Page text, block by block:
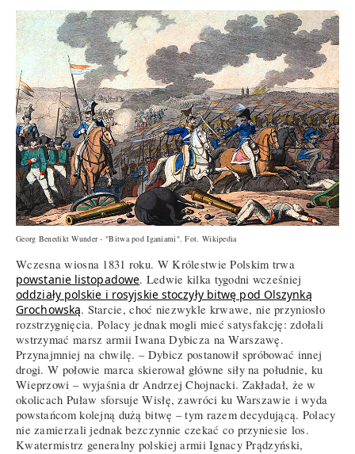
Georg Benedikt Wunder - "Bitwa pod Iganiami". Fot. Wikipedia
Wczesna wiosna 1831 roku. W Królestwie Polskim trwa
powstanie listopadowe. Ledwie kilka tygodni wcześniej
oddziały polskie i rosyjskie stoczyły bitwę pod Olszynką
Grochowską. Starcie, choć niezwykle krwawe, nie przyniosło
rozstrzygnięcia. Polacy jednak mogli mieć satysfakcję: zdołali
wstrzymać marsz armii Iwana Dybicza na Warszawę.
Przynajmniej na chwilę. – Dybicz postanowił spróbować innej
drogi. W połowie marca skierował główne siły na południe, ku
Wieprzowi – wyjaśnia dr Andrzej Chojnacki. Zakładał, że w
okolicach Puław sforsuje Wisłę, zawróci ku Warszawie i wyda
powstańcom kolejną dużą bitwę – tym razem decydującą. Polacy
nie zamierzali jednak bezczynnie czekać co przyniesie los.
Kwatermistrz generalny polskiej armii Ignacy Prądzyński,